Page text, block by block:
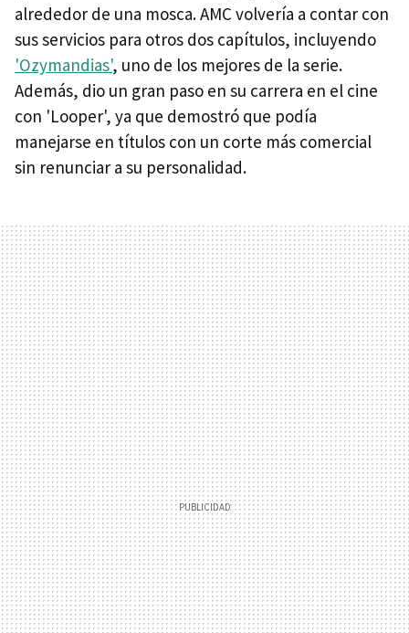
alrededor de una mosca. AMC volvería a contar con
sus servicios para otros dos capítulos, incluyendo
'Ozymandias', uno de los mejores de la serie.
Además, dio un gran paso en su carrera en el cine
con 'Looper', ya que demostró que podía
manejarse en títulos con un corte más comercial
sin renunciar a su personalidad.